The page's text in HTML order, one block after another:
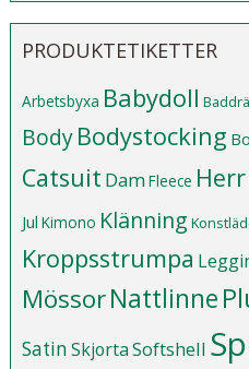
PRODUKTETIKETTER
Arbetsbyxa Babydoll
BodyBodystocking
Catsuit DamFleece Herr
Jul Kimono Klänning
Kroppsstrumpa
MössorNattlinne
SatinSkjortaSoftshell